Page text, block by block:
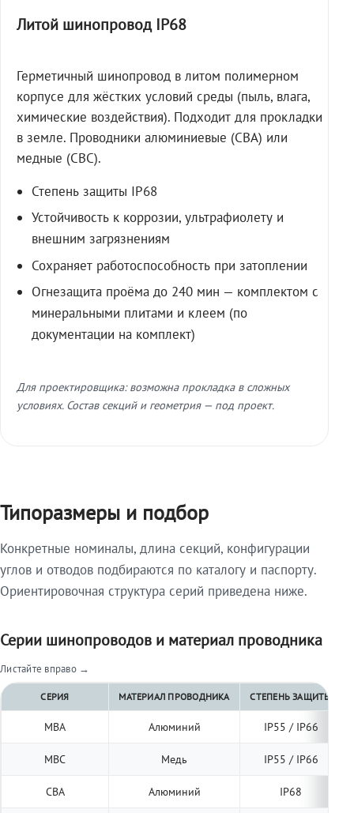
Литой шинопровод IP68
Герметичный шинопровод в литом полимерном
корпусе для жёстких условий среды (пыль, влага,
химические воздействия). Подходит для прокладки
в земле. Проводники алюминиевые (СВА) или
медные (СВС).
Степень защиты IP68
Устойчивость к коррозии, ультрафиолету и
внешним загрязнениям
Сохраняет работоспособность при затоплении
Огнезащита проёма до 240 мин — комплектом с
минеральными плитами и клеем (по
документации на комплект)
Для проектировщика: возможна прокладка в сложных
условиях. Состав секций и геометрия — под проект.
Типоразмеры и подбор
Конкретные номиналы, длина секций, конфигурации
углов и отводов подбираются по каталогу и паспорту.
Ориентировочная структура серий приведена ниже.
Серии шинопроводов и материал проводника
Листайте вправо →
СЕРИЯ МАТЕРИАЛ ПРОВОДНИКА СТЕПЕНЬ ЗАЩИТЫ
МВА Алюминий IP55 / IP66
МВС Медь IP55 / IP66
СВА Алюминий IP68